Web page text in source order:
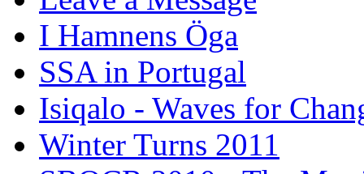
I Hamnens Öga
SSA in Portugal
Isiqalo - Waves for
Winter Turns 2011